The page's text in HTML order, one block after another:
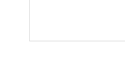
バーで味わ